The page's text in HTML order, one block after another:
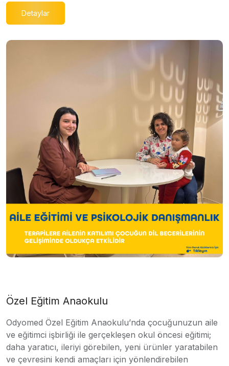
Detaylar
Özel Eğitim Anaokulu
Odyomed Özel Eğitim Anaokulu’nda çocuğunuzun aile
ve eğitimci işbirliği ile gerçekleşen okul öncesi eğitimi;
daha yaratıcı, ileriyi görebilen, yeni ürünler yaratabilen
ve çevresini kendi amaçları için yönlendirebilen